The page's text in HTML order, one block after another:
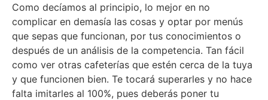
Como decíamos al principio, lo mejor en no
complicar en demasía las cosas y optar por menús
que sepas que funcionan, por tus conocimientos o
después de un análisis de la competencia. Tan fácil
como ver otras cafeterías que estén cerca de la tuya
y que funcionen bien. Te tocará superarles y no hace
falta imitarles al 100%, pues deberás poner tu